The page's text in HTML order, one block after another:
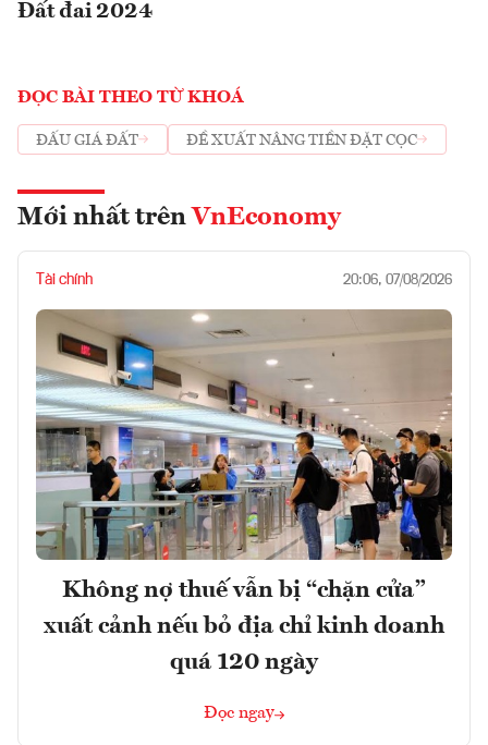
Đất đai 2024
ĐỌC BÀI THEO TỪ KHOÁ
ĐẤU GIÁ ĐẤT ĐỀ XUẤT NÂNG TIỀN ĐẶT CỌC
Mới nhất trên VnEconomy
Tài chính 20:06, 07/08/2026
Không nợ thuế vẫn bị “chặn cửa”
xuất cảnh nếu bỏ địa chỉ kinh doanh
quá 120 ngày
Đọc ngay